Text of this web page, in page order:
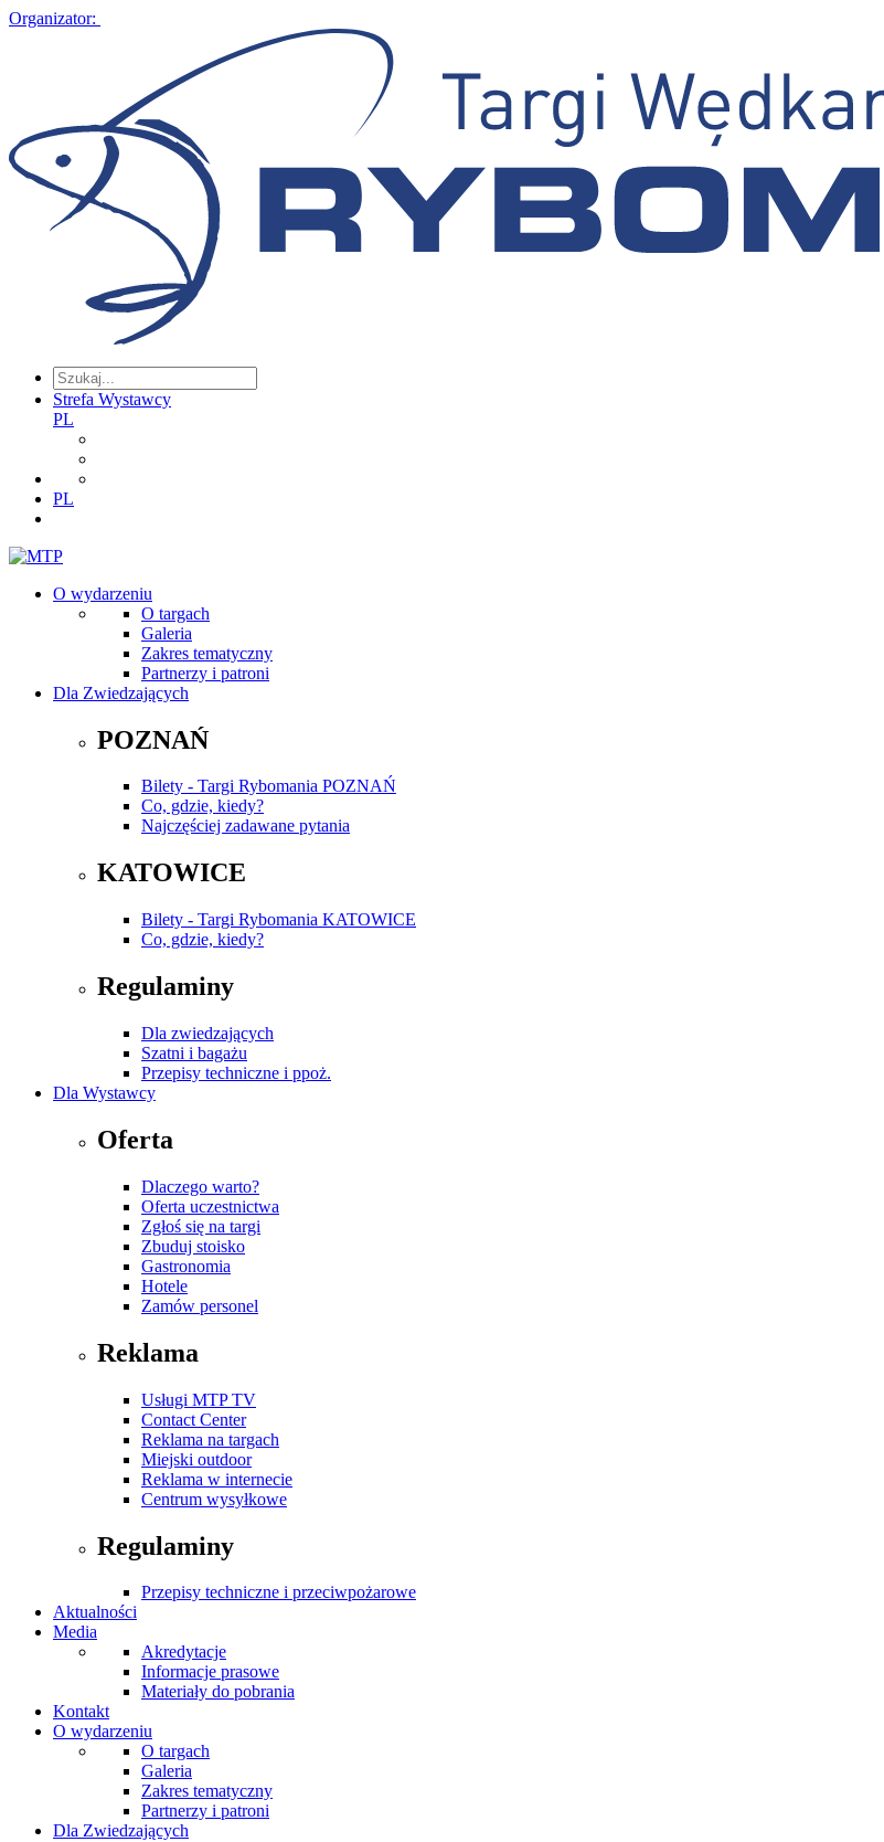
Organizator:
Strefa Wystawcy
PL
PL
O wydarzeniu
O targach
Galeria
Zakres tematyczny
Partnerzy i patroni
Dla Zwiedzających
POZNAŃ
Bilety - Targi Rybomania POZNAŃ
Co, gdzie, kiedy?
Najczęściej zadawane pytania
KATOWICE
Bilety - Targi Rybomania KATOWICE
Co, gdzie, kiedy?
Regulaminy
Dla zwiedzających
Szatni i bagażu
Przepisy techniczne i ppoż.
Dla Wystawcy
Oferta
Dlaczego warto?
Oferta uczestnictwa
Zgłoś się na targi
Zbuduj stoisko
Gastronomia
Hotele
Zamów personel
Reklama
Usługi MTP TV
Contact Center
Reklama na targach
Miejski outdoor
Reklama w internecie
Centrum wysyłkowe
Regulaminy
Przepisy techniczne i przeciwpożarowe
Aktualności
Media
Akredytacje
Informacje prasowe
Materiały do pobrania
Kontakt
O wydarzeniu
O targach
Galeria
Zakres tematyczny
Partnerzy i patroni
Dla Zwiedzających